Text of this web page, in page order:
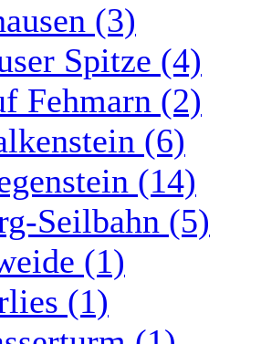
(3)
Spitze (4)
Fehmarn (2)
(6)
(14)
Seilbahn (5)
(1)
(1)